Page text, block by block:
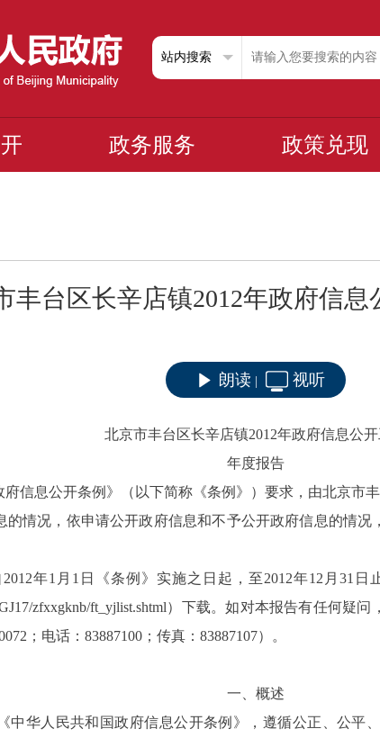
政务服务 政策兑现
丰台区长辛店镇2012年政府信
朗读 视听
北京市丰台区长辛店镇2012年政府信息公
年度报告
信息公开条例》（以下简称《条例》）要求，由北京市
的情况，依申请公开政府信息和不予公开政府信息的情
2012年1 月 1 日《条例》实施之日起，至2012年12 月 31 日
zfxxgknb/ft_yjlist.shtml）下载。如对本报告有任何疑问
；电话： 83887100 ；传真： 83887107）。
一、概述
中华人民共和国政府信息公开条例》，遵循公正、公平